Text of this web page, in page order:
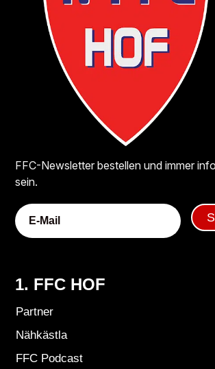
FFC-Newsletter bestellen und immer
sein.
1. FFC HOF
Partner
Nähkästla
FFC Podcast